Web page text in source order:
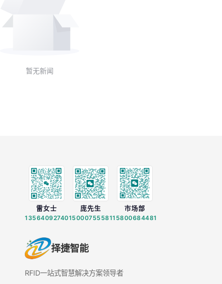
暂无新闻
雷女士
13564092740
庞先生
15000755581
市场部
15800684481
择捷智能
RFID一站式智慧解决方案领导者